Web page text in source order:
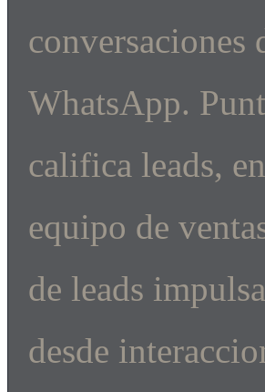
conversaciones
WhatsApp.
califica leads,
equipo de
de leads
desde